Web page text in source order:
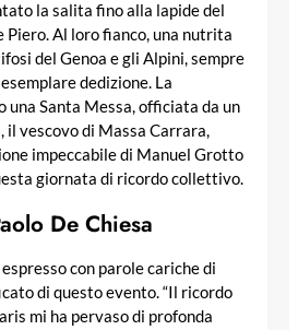
la salita fino alla lapide del
Piero. Al loro fianco, una nutrita
del Genoa e gli Alpini, sempre
dedizione. La
una Santa Messa, officiata da un
il vescovo di Massa Carrara,
impeccabile di Manuel Grotto
giornata di ricordo collettivo.
De Chiesa
con parole cariche di
di questo evento. “Il ricordo
mi ha pervaso di profonda